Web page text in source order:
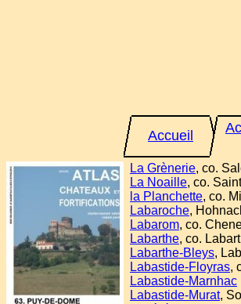
Accueil
La Grènerie, co.
La Noaille, co.
la Planchette, co.
Labaroche,
Labarom, co.
Labarthe, co.
Labarthe-Bleys,
Labastide-Floyras,
Labastide-Marnhac
Labastide-Murat,